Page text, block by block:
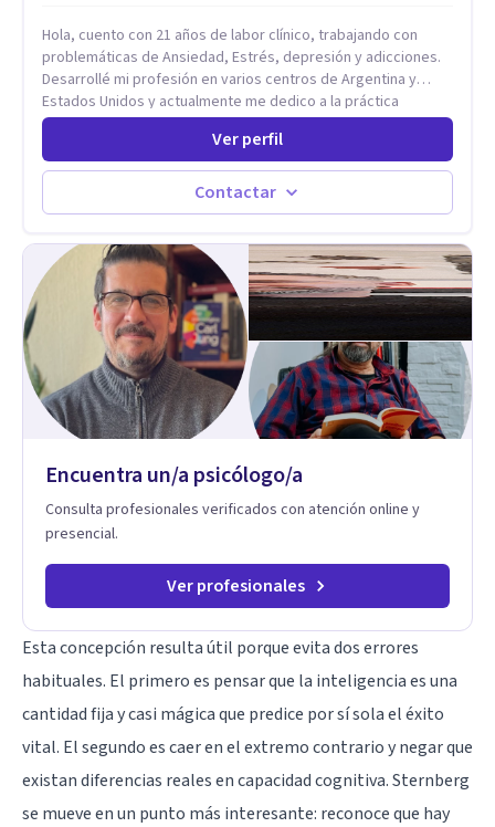
hablar de estos temas sin juicios, con respeto y libertad.
Trabajo con objetivos claros y realistas, sin fórmulas rígidas:
combinamos profundidad emocional con una mirada práctica
sobre tu vida diaria.
Hola, cuento con 21 años de labor clínico, trabajando con
problemáticas de Ansiedad, Estrés, depresión y adicciones.
Desarrollé mi profesión en varios centros de Argentina y
Estados Unidos y actualmente me dedico a la práctica
privada. Utilizo terapias cognitivas conductuales basadas en
evidencia científica con comprobados resultados. Los
objetivos terapéuticos están centrados en brindar
herramientas concretas para el cambio, que permitan
desarrollar nuevas habilidades y estrategias basadas en la
Ver perfil
Contactar
Encuentra un/a psicólogo/a
Consulta profesionales verificados con atención online y
presencial.
Ver profesionales
Esta concepción resulta útil porque evita dos errores
habituales. El primero es pensar que la inteligencia es una
cantidad fija y casi mágica que predice por sí sola el éxito
vital. El segundo es caer en el extremo contrario y negar que
existan diferencias reales en capacidad cognitiva. Sternberg
se mueve en un punto más interesante: reconoce que hay